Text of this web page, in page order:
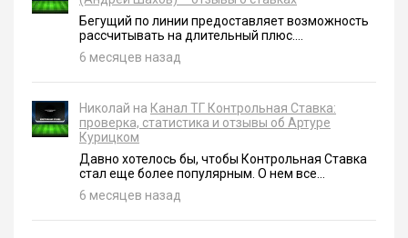
Бегущий по линии предоставляет возможность
рассчитывать на длительный плюс....
6 месяцев назад
Николай на Канал ТГ Контрольная Ставка:
проверка, статистика и отзывы об Артуре
Курицком
Давно хотелось бы, чтобы Контрольная Ставка
стал еще более популярным. О нем все...
6 месяцев назад